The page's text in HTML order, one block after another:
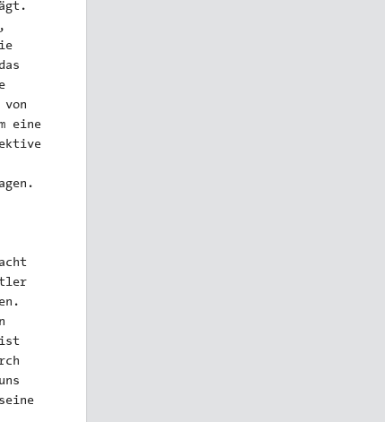
eine
ist